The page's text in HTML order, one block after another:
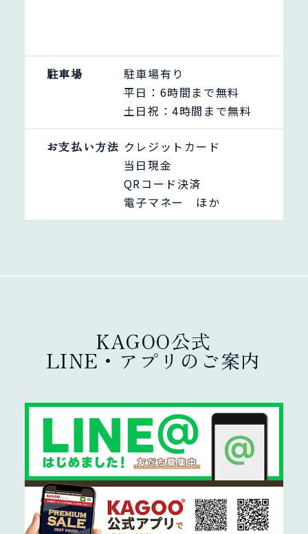
駐車場
駐車場有り
平日：6時間まで無料
土日祝：4時間まで無料
お支払い方法 クレジットカード
当日現金
QRコード決済
電子マネー ほか
KAGOO公式
LINE・アプリのご案内